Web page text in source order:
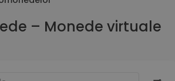
– Monede virtuale